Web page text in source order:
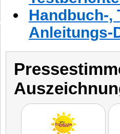
Handbuch-,
Anleitungs-